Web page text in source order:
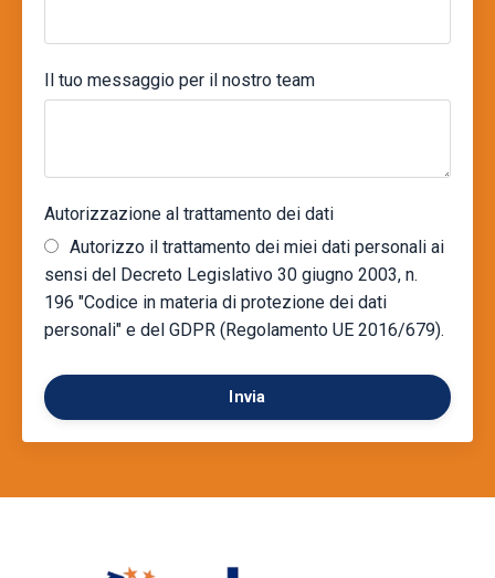
Il tuo messaggio per il nostro team
Autorizzazione al trattamento dei dati
Autorizzo il trattamento dei miei dati personali ai
sensi del Decreto Legislativo 30 giugno 2003, n.
196 "Codice in materia di protezione dei dati
personali" e del GDPR (Regolamento UE 2016/679).
Invia